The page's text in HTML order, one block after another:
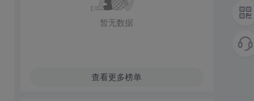
暂无数据
查看更多榜单